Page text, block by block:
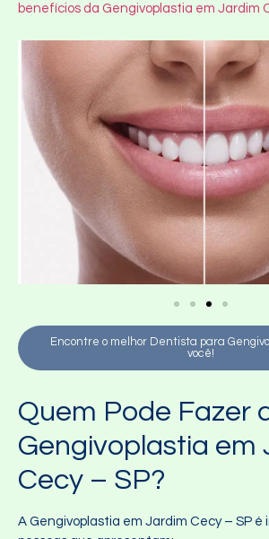
benefícios da Gengivoplastia em Jardim
Encontre o melhor Dentista para
você!
Quem Pode Fazer
Gengivoplastia em
Cecy – SP?
A Gengivoplastia em Jardim Cecy – SP é